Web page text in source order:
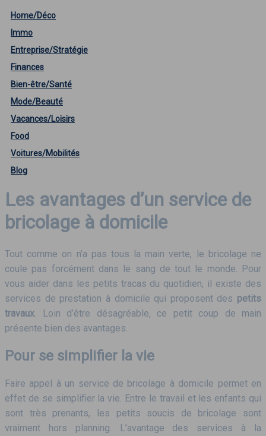
Home/Déco
Immo
Entreprise/Stratégie
Finances
Bien-être/Santé
Mode/Beauté
Vacances/Loisirs
Food
Voitures/Mobilités
Blog
Les avantages d’un service de
bricolage à domicile
Tout comme on n’a pas tous la main verte, le bricolage ne
coule pas forcément dans le sang de tout le monde. Pour
vous aider dans les petits tracas du quotidien, il existe des
services de prestation à domicile qui proposent des petits
travaux. Loin d’être désagréable, ce petit coup de main
présente bien des avantages.
Pour se simplifier la vie
Faire appel à un service de bricolage à domicile permet en
effet de se simplifier la vie. Entre le travail et les enfants qui
sont très prenants, les petits soucis de bricolage sont
vraiment hors planning. L’avantage des services à la